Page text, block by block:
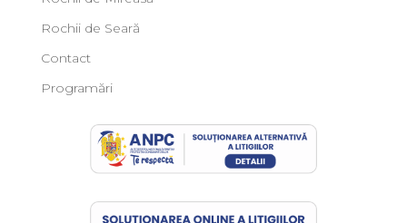
Rochii de Seară
Contact
Programări